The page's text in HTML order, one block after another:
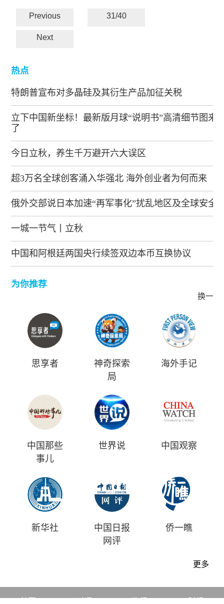
Previous 31/40
Next
热点
特朗普宣布对多晶硅及其衍生产品加征关税
立下中国新坐标！最新版月球“说明书”高清细节图来
了
今日立秋，养生千万避开六大误区
超3万名全球创客涌入华强北 海外创业者为何而来
俄外交部说日本加速“再军事化”扰乱地区及全球安全
一城一节气丨立秋
中国和阿根廷两国央行续签双边本币互换协议
为你推荐
换一批
思享者
神奇探索
局
海外手记
中国那些
事儿
世界说 中国观察
新华社
中国日报
网评
侨一瞧
更多